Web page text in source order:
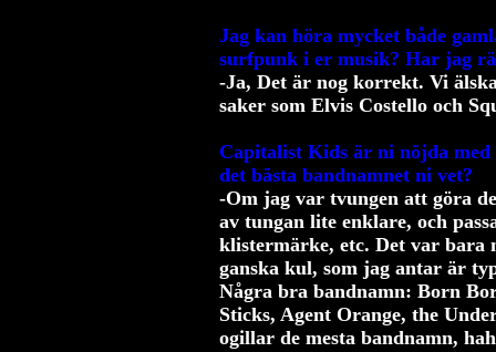
Jag kan höra mycket både
surfpunk i er musik? Har jag
-Ja, Det är nog korrekt. Vi
saker som Elvis Costello och
Capitalist Kids är ni nöjda
det bästa bandnamnet ni vet?
-Om jag var tvungen att göra
av tungan lite enklare, och
klistermärke, etc. Det var bara
ganska kul, som jag antar är
Några bra bandnamn: Born
Sticks, Agent Orange, the
ogillar de mesta bandnamn,